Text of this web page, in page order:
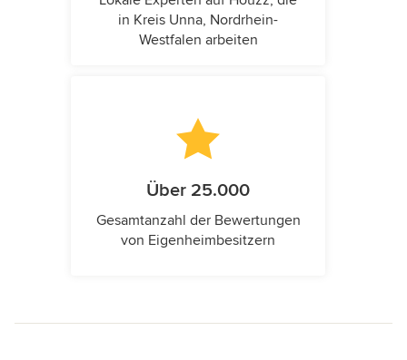
in Kreis Unna, Nordrhein-
Westfalen arbeiten
Über 25.000
Gesamtanzahl der Bewertungen
von Eigenheimbesitzern